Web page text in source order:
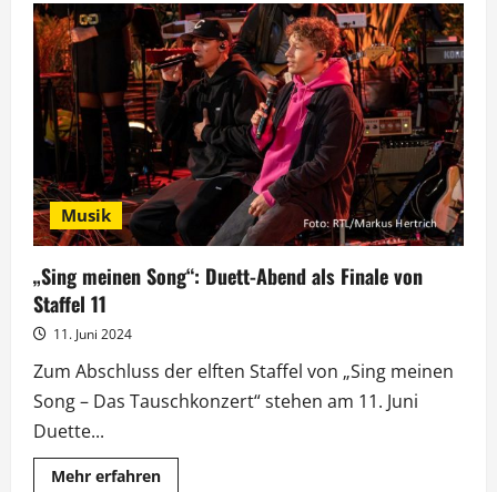
up
für
„Sing
meinen
Schlager”
mit
Engels,
Mutzke
und
Ceylan
Musik
„Sing meinen Song“: Duett-Abend als Finale von
Staffel 11
11. Juni 2024
Zum Abschluss der elften Staffel von „Sing meinen
Song – Das Tauschkonzert“ stehen am 11. Juni
Duette...
Mehr erfahrenMehr